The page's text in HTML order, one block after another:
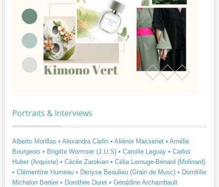
Portraits & Interviews
Alberto Morillas • Alexandra Carlin • Aliénor Massenet • Amélie
Bourgeois • Brigitte Wormser (J.U.S) • Camille Leguay • Carlos
Huber (Arquiste) • Cécile Zarokian • Célia Lerouge-Bénard (Molinard)
• Clémentine Humeau • Denyse Beaulieu (Grain de Musc) • Domitille
Michalon Bertier • Dorothée Duret • Géraldine Archambault